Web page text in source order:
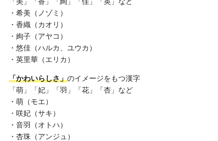
・希美（ノゾミ）
・香織（カオリ）
・絢子（アヤコ）
・悠佳（ハルカ、ユウカ）
・英里華（エリカ）
「かわいらしさ」のイメージをもつ漢字
「萌」「妃」「羽」「花」「杏」など
・萌（モエ）
・咲妃（サキ）
・音羽（オトハ）
・杏珠（アンジュ）